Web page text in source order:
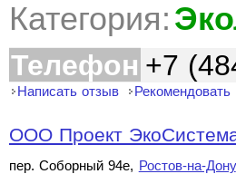
Категория:
Телефон +7
Написать отзыв Рекомендовать
ООО Проект
пер. Соборный 94е, Ростов-на-Дону